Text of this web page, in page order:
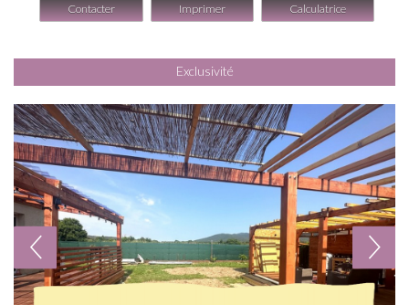
Contacter Imprimer Calculatrice
Exclusivité